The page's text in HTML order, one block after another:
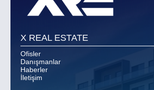
X REAL ESTATE
Ofisler
Danışmanlar
Haberler
İletişim